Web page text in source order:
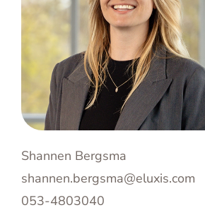
Shannen Bergsma
shannen.bergsma@eluxis.com
053-4803040